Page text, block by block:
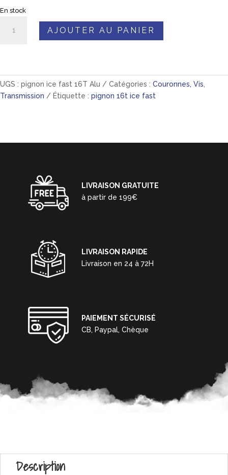
En stock
3/32
Aluminium
AJOUTER AU PANIER
UGS : pignon ice fast 16T Alu Catégories : Couronnes, Vis,
Transmission
Étiquette : pignon 16t ice fast
LIVRAISON GRATUITE
à partir de 199€
LIVRAISON RAPIDE
Livraison en 24 à 72H
PAIEMENT SÉCURISÉ
CB, Paypal, Chèque
Description